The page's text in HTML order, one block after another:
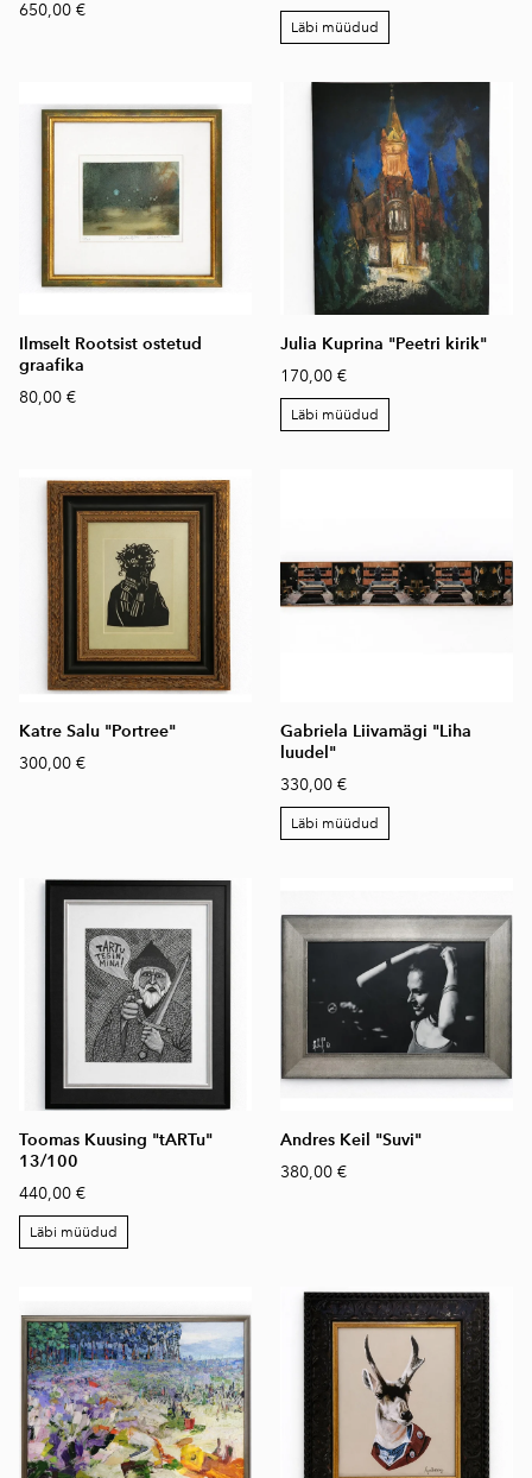
650,00 €
Läbi müüdud
Ilmselt Rootsist ostetud
graafika
80,00 €
Julia Kuprina "Peetri kirik"
170,00 €
Läbi müüdud
Katre Salu "Portree"
300,00 €
Gabriela Liivamägi "Liha
luudel"
330,00 €
Läbi müüdud
Toomas Kuusing "tARTu"
13/100
440,00 €
Läbi müüdud
Andres Keil "Suvi"
380,00 €